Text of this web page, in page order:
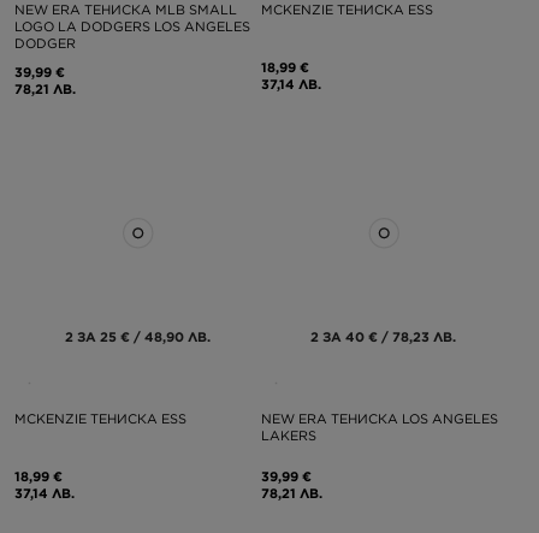
NEW ERA ТЕНИСКА MLB SMALL
LOGO LA DODGERS LOS ANGELES
DODGER
39,99 €
78,21 ЛВ.
MCKENZIE ТЕНИСКА ESS
18,99 €
37,14 ЛВ.
2 ЗА 25 € / 48,90 ЛВ.
MCKENZIE ТЕНИСКА ESS
18,99 €
37,14 ЛВ.
2 ЗА 40 € / 78,23 ЛВ.
NEW ERA ТЕНИСКА LOS ANGELES
LAKERS
39,99 €
78,21 ЛВ.